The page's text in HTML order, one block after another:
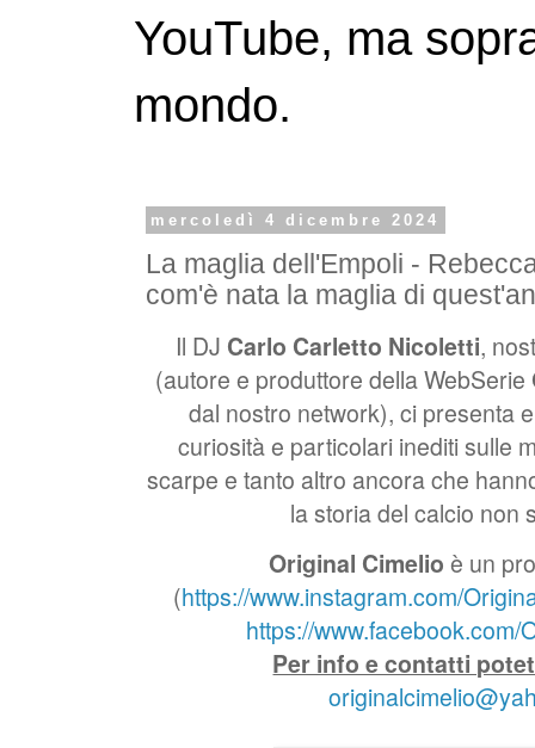
YouTube, ma
mondo.
mercoledì 4 dicembre 2024
La maglia dell'Empoli -
com'è nata la maglia di
Il DJ Carlo Carletto Nicoletti,
(autore e produttore della WebSerie
dal nostro network), ci presenta
curiosità e particolari inediti sulle
scarpe e tanto altro ancora che
la storia del calcio non
Original Cimelio è un
(https://www.instagram.com/
https://www.facebook.com/
Per info e contatti